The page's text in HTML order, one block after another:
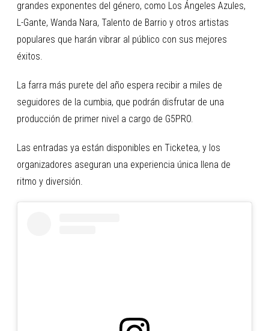
grandes exponentes del género, como Los Ángeles Azules,
L-Gante, Wanda Nara, Talento de Barrio y otros artistas
populares que harán vibrar al público con sus mejores
éxitos.
La farra más purete del año espera recibir a miles de
seguidores de la cumbia, que podrán disfrutar de una
producción de primer nivel a cargo de G5PRO.
Las entradas ya están disponibles en Ticketea, y los
organizadores aseguran una experiencia única llena de
ritmo y diversión.